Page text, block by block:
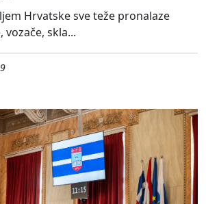
Hrvatske sve teže pronalaze
skla...